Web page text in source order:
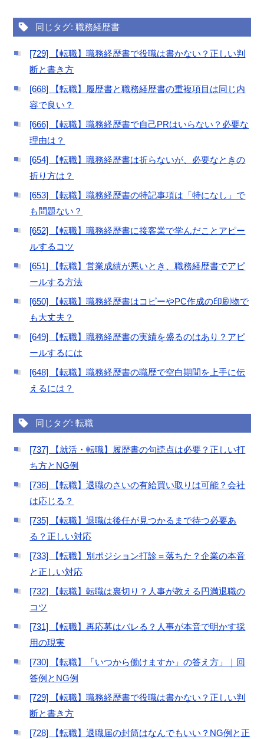
同じタグ: 職務経歴書
[729] 【転職】職務経歴書で役職は書かない？正しい判
断と書き方
[668] 【転職】履歴書と職務経歴書の重複項目は同じ内
容で良い？
[666] 【転職】職務経歴書で自己PRはいらない？必要な
理由は？
[654] 【転職】職務経歴書は折らないが、必要なときの
折り方は？
[653] 【転職】職務経歴書の特記事項は「特になし」で
も問題ない？
[652] 【転職】職務経歴書に接客業で学んだことアピー
ルするコツ
[651] 【転職】営業成績が悪いとき、職務経歴書でアピ
ールする方法
[650] 【転職】職務経歴書はコピーやPC作成の印刷物で
も大丈夫？
[649] 【転職】職務経歴書の実績を盛るのはあり？アピ
ールするには
[648] 【転職】職務経歴書の職歴で空白期間を上手に伝
えるには？
同じタグ: 転職
[737] 【就活・転職】履歴書の句読点は必要？正しい打
ち方とNG例
[736] 【転職】退職のさいの有給買い取りは可能？会社
は応じる？
[735] 【転職】退職は後任が見つかるまで待つ必要あ
る？正しい対応
[733] 【転職】別ポジション打診＝落ちた？企業の本音
と正しい対応
[732] 【転職】転職は裏切り？人事が教える円満退職の
コツ
[731] 【転職】再応募はバレる？人事が本音で明かす採
用の現実
[730] 【転職】「いつから働けますか」の答え方」｜回
答例とNG例
[729] 【転職】職務経歴書で役職は書かない？正しい判
断と書き方
[728] 【転職】退職届の封筒はなんでもいい？NG例と正